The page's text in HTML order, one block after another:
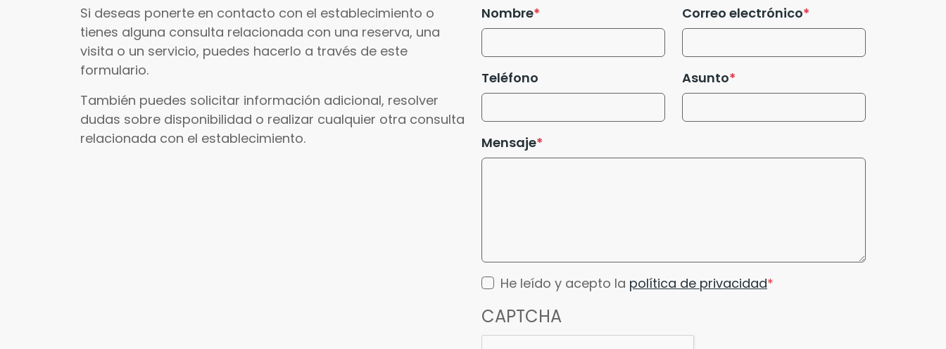
Si deseas ponerte en contacto con el establecimiento o
tienes alguna consulta relacionada con una reserva, una
visita o un servicio, puedes hacerlo a través de este
formulario.
También puedes solicitar información adicional, resolver
dudas sobre disponibilidad o realizar cualquier otra consulta
relacionada con el establecimiento.
Nombre Correo electrónico
Teléfono Asunto
Mensaje
He leído y acepto la política de privacidad
CAPTCHA